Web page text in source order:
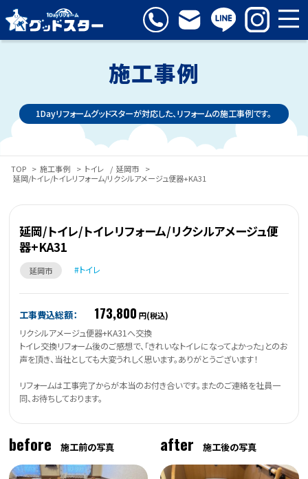
施工事例
1Dayリフォームグッドスターが対応した、リフォームの施工事例です。
TOP > 施工事例 > トイレ / 延岡市
>
延岡/トイレ/トイレリフォーム/リクシルアメージュ便器+KA31
延岡/トイレ/トイレリフォーム/リクシルアメージュ便
器+KA31
延岡市 トイレ
工事費込総額： 173,800 円(税込)
リクシルアメージュ便器+KA31へ交換
トイレ交換リフォーム後のご感想で、「きれいなトイレになってよかった」とのお
声を頂き、当社としても大変うれしく思います。ありがとうございます！
リフォームは工事完了からが本当のお付き合いです。またのご連絡を社員一
同、お待ちしております。
before 施工前の写真 after 施工後の写真